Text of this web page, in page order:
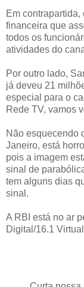
Em
financeira que
todos os
atividades do
Por outro lado,
já deveu 21
especial para o
Rede TV, vamos
Não esquecendo
Janeiro, está
pois a imagem
sinal de
tem alguns dias
sinal.
A RBI está no ar
Digital/16.1 Virtual